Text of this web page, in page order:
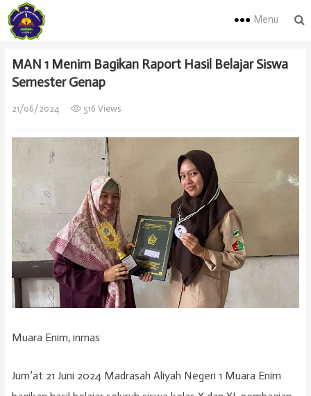
Menu
MAN 1 Menim Bagikan Raport Hasil Belajar Siswa
Semester Genap
21/06/2024 516 Views
Muara Enim, inmas
Jum’at 21 Juni 2024 Madrasah Aliyah Negeri 1 Muara Enim